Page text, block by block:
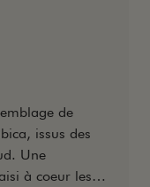
de
issus des
Une
à coeur les